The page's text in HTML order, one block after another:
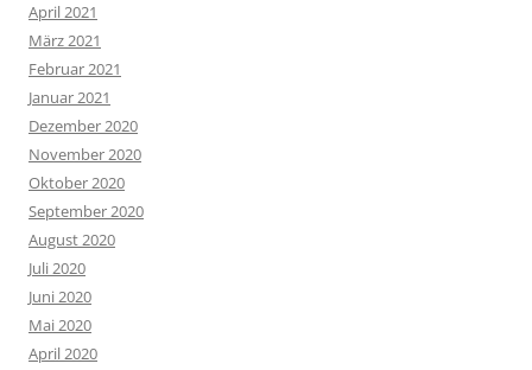
April 2021
März 2021
Februar 2021
Januar 2021
Dezember 2020
November 2020
Oktober 2020
September 2020
August 2020
Juli 2020
Juni 2020
Mai 2020
April 2020